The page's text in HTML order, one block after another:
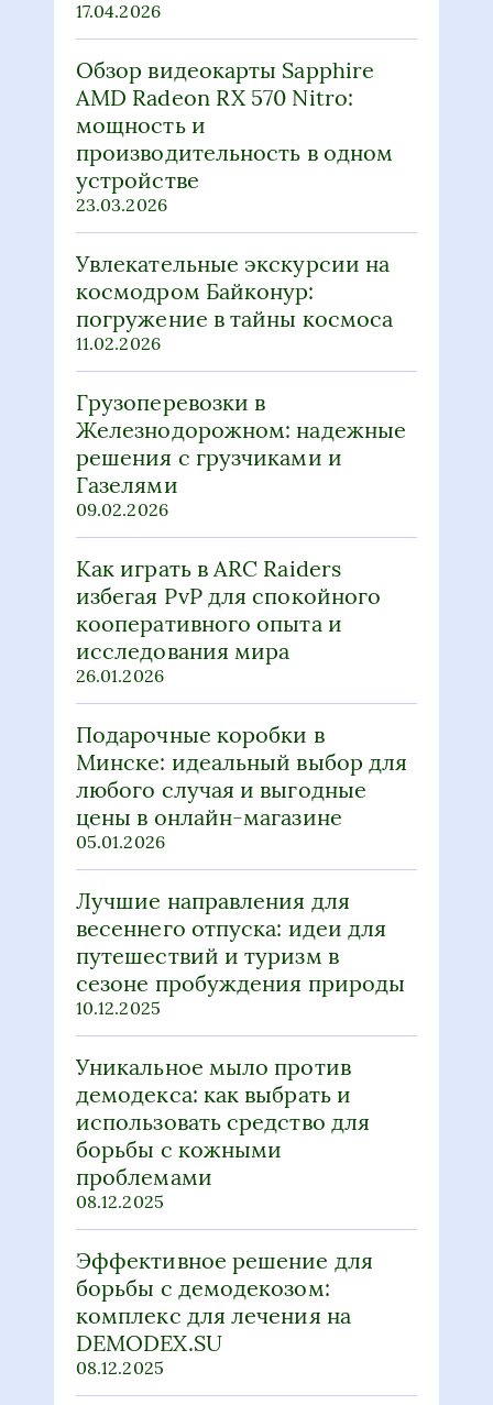
мощность и
производительность в одном
устройстве
23.03.2026
Увлекательные экскурсии на
космодром Байконур:
погружение в тайны космоса
11.02.2026
Грузоперевозки в
Железнодорожном: надежные
решения с грузчиками и
Газелями
09.02.2026
Как играть в ARC Raiders
избегая PvP для спокойного
кооперативного опыта и
исследования мира
26.01.2026
Подарочные коробки в
Минске: идеальный выбор для
любого случая и выгодные
цены в онлайн-магазине
05.01.2026
Лучшие направления для
весеннего отпуска: идеи для
путешествий и туризм в
сезоне пробуждения природы
10.12.2025
Уникальное мыло против
демодекса: как выбрать и
использовать средство для
борьбы с кожными
проблемами
08.12.2025
Эффективное решение для
борьбы с демодекозом:
комплекс для лечения на
DEMODEX.SU
08.12.2025
Все о Италии: История,
культура, жизнь, отдых и
туризм
05.12.2025